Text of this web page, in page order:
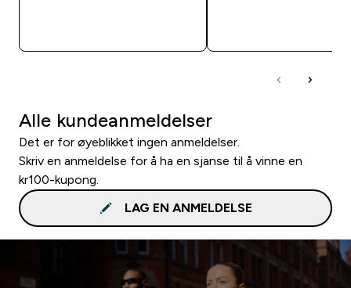
Alle kundeanmeldelser
Det er for øyeblikket ingen anmeldelser.
Skriv en anmeldelse for å ha en sjanse til å vinne en
kr100-kupong.
LAG EN ANMELDELSE